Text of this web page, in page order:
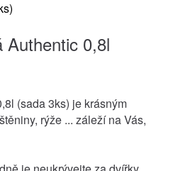
Authentic 0,8l
(sada 3ks) je krásným
rýže ... záleží na Vás,